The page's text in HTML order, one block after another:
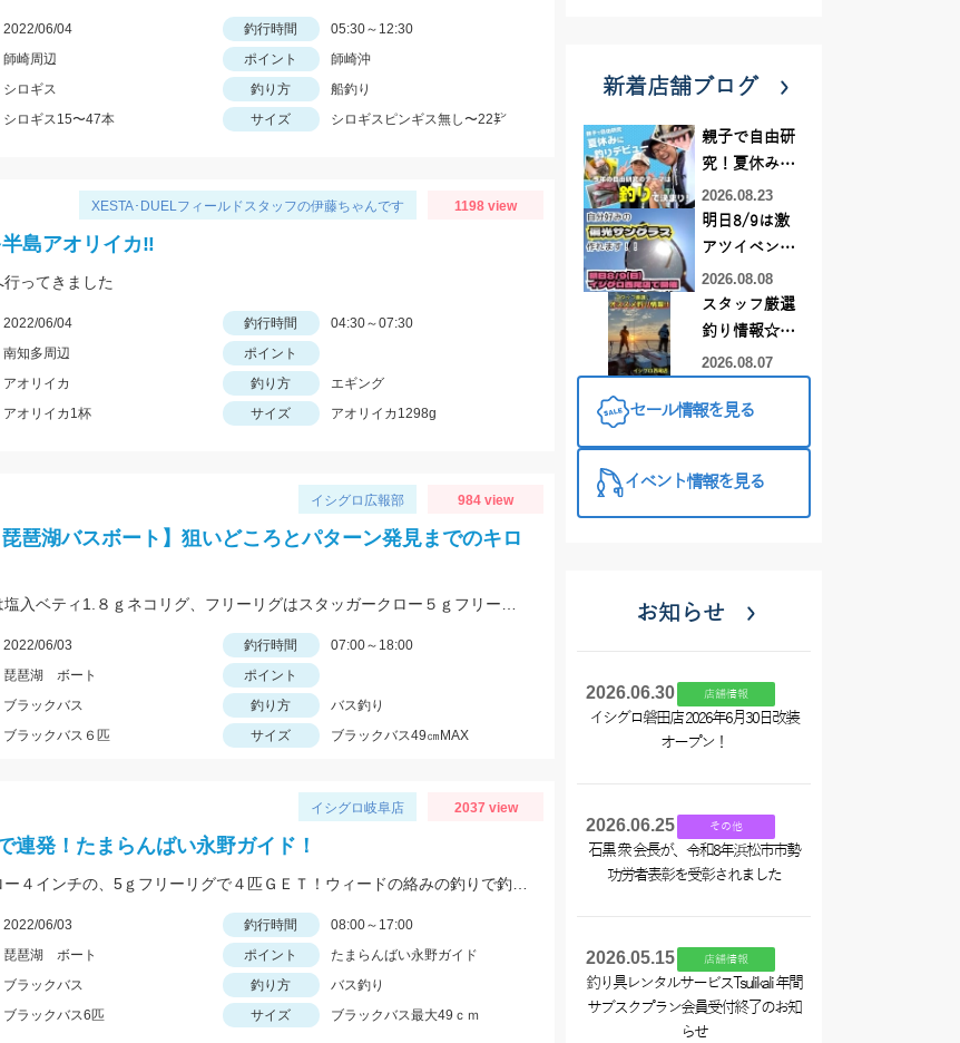
2022/06/04 釣行時間
05:30～12:30
師崎周辺 ポイント
師崎沖
シロギス 釣り方
船釣り
シロギス15〜47本 サイズ シロギスピンギス無し〜22㌢
XESTA･DUELフィールドスタッフの伊藤ちゃんです 1198 view
半島アオリイカ‼️
ってきました
2022/06/04 釣行時間
04:30～07:30
南知多周辺
ポイント
アオリイカ 釣り方
エギング
アオリイカ1杯 サイズ アオリイカ1298g
イシグロ広報部 984 view
琵琶湖バスボート】狙いどころとパターン発見までのキロ
2022/06/03 釣行時間
07:00～18:00
琵琶湖 ボート
ポイント
ブラックバス 釣り方
バス釣り
ブラックバス６匹 サイズ ブラックバス49㎝MAX
イシグロ岐阜店 2037 view
連発！たまらんばい永野ガイド！
2022/06/03 釣行時間
08:00～17:00
琵琶湖 ボート ポイント
たまらんばい永野ガイド
ブラックバス 釣り方
バス釣り
ブラックバス6匹 サイズ ブラックバス最大49ｃｍ
新着店舗ブログ
親子で自由研
究！夏休みに
釣りデビュー
2026.08.23
明日8/9は激
アツイベント
日！！！～オ
ーダー偏光グ
ラス受注会～
2026.08.08
スタッフ厳選
釣り情報☆彡
連休は何釣り
♪【イシグロ
2026.08.07
セール情報を見る
イベント情報を見る
お知らせ
2026.06.30 店舗情報
イシグロ磐田店 2026年6月30日改装
オープン！
2026.06.25 その他
石黒 衆 会長が、令和8年浜松市市勢
功労者表彰を受彰されました
2026.05.15 店舗情報
釣り具レンタルサービスTsulikali 年間
サブスクプラン会員受付終了のお知
らせ